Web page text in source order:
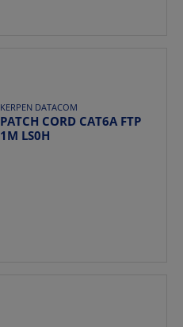
KERPEN DATACOM
PATCH CORD CAT6A FTP
1M LS0H